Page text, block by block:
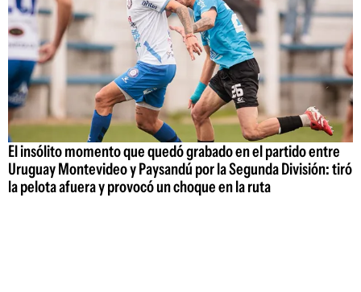
El insólito momento que quedó grabado en el partido entre
Uruguay Montevideo y Paysandú por la Segunda División: tiró
la pelota afuera y provocó un choque en la ruta